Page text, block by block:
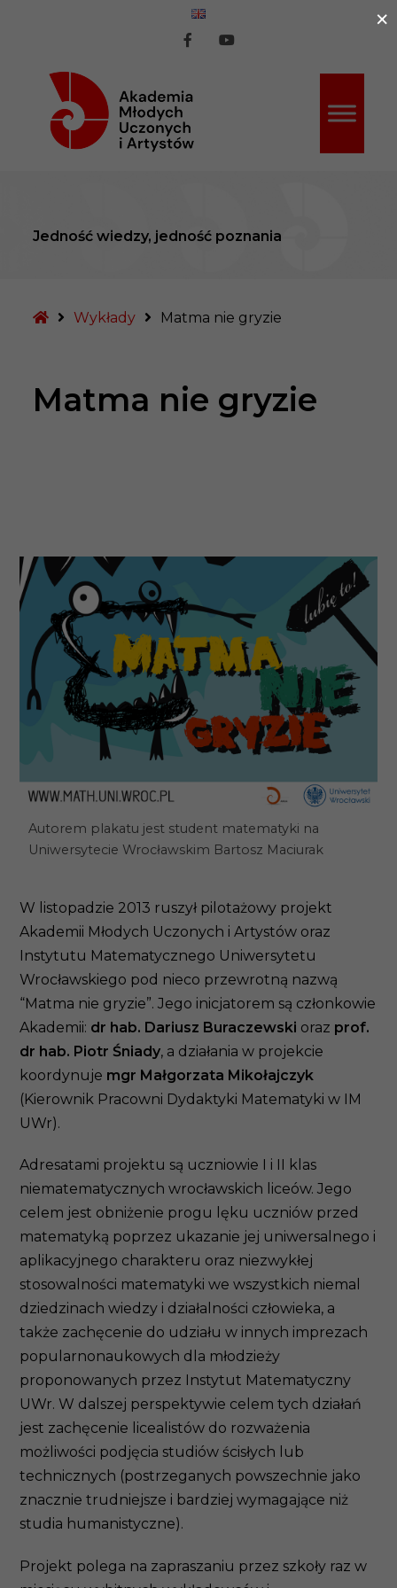
na
Facebook
Jedność wiedzy, jedność poznania
StronaWykłady Matma nie gryzie
Matma nie gryzie
Autorem plakatu jest student matematyki na
Uniwersytecie Wrocławskim Bartosz Maciurak
W listopadzie 2013 ruszył pilotażowy projekt
Akademii Młodych Uczonych i Artystów oraz
Instytutu Matematycznego Uniwersytetu
Wrocławskiego pod nieco przewrotną nazwą
“Matma nie gryzie”. Jego inicjatorem są członkowie
Akademii: dr hab. Dariusz Buraczewski oraz prof.
dr hab. Piotr Śniady, a działania w projekcie
koordynuje mgr Małgorzata Mikołajczyk
(Kierownik Pracowni Dydaktyki Matematyki w IM
UWr).
Adresatami projektu są uczniowie I i II klas
niematematycznych wrocławskich liceów. Jego
celem jest obniżenie progu lęku uczniów przed
matematyką poprzez ukazanie jej uniwersalnego i
aplikacyjnego charakteru oraz niezwykłej
stosowalności matematyki we wszystkich niemal
dziedzinach wiedzy i działalności człowieka, a
także zachęcenie do udziału w innych imprezach
popularnonaukowych dla młodzieży
proponowanych przez Instytut Matematyczny
UWr. W dalszej perspektywie celem tych działań
jest zachęcenie licealistów do rozważenia
możliwości podjęcia studiów ścisłych lub
technicznych (postrzeganych powszechnie jako
znacznie trudniejsze i bardziej wymagające niż
studia humanistyczne).
Projekt polega na zapraszaniu przez szkoły raz w
×